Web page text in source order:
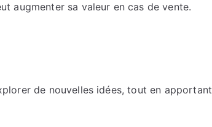
augmenter sa valeur en cas de vente.
de nouvelles idées, tout en apportant